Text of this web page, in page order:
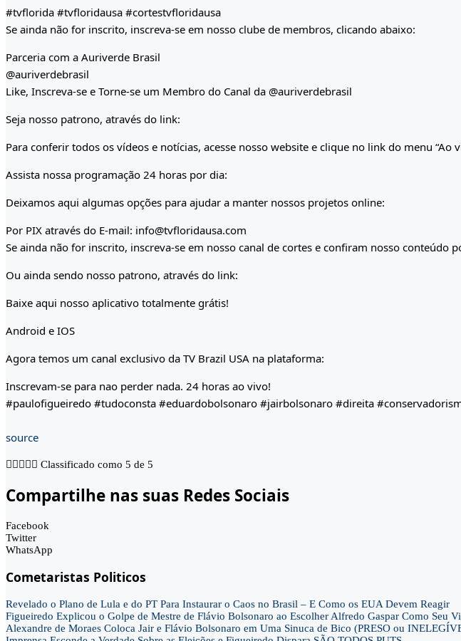
#tvflorida #tvfloridausa #cortestvfloridausa
Se ainda não for inscrito, inscreva-se em nosso clube de membros, clicando abaixo:
Parceria com a Auriverde Brasil
@auriverdebrasil
Like, Inscreva-se e Torne-se um Membro do Canal da @auriverdebrasil
Seja nosso patrono, através do link:
Para conferir todos os vídeos e notícias, acesse nosso website e clique no link do menu “Ao
Assista nossa programação 24 horas por dia:
Deixamos aqui algumas opções para ajudar a manter nossos projetos online:
Por PIX através do E-mail: info@tvfloridausa.com
Se ainda não for inscrito, inscreva-se em nosso canal de cortes e confiram nosso conteúdo
Ou ainda sendo nosso patrono, através do link:
Baixe aqui nosso aplicativo totalmente grátis!
Android e IOS
Agora temos um canal exclusivo da TV Brazil USA na plataforma:
Inscrevam-se para nao perder nada. 24 horas ao vivo!
#paulofigueiredo #tudoconsta #eduardobolsonaro #jairbolsonaro #direita
source
     Classificado como 5 de 5
Compartilhe nas suas Redes Sociais
Facebook
Twitter
WhatsApp
Cometaristas Politicos
Revelado o Plano de Lula e do PT Para Instaurar o Caos no Brasil – E Como os EUA Devem Reagir
Figueiredo Explicou o Golpe de Mestre de Flávio Bolsonaro ao Escolher Alfredo Gaspar Como Seu
Alexandre de Moraes Coloca Jair e Flávio Bolsonaro em Uma Sinuca de Bico (PRESO ou